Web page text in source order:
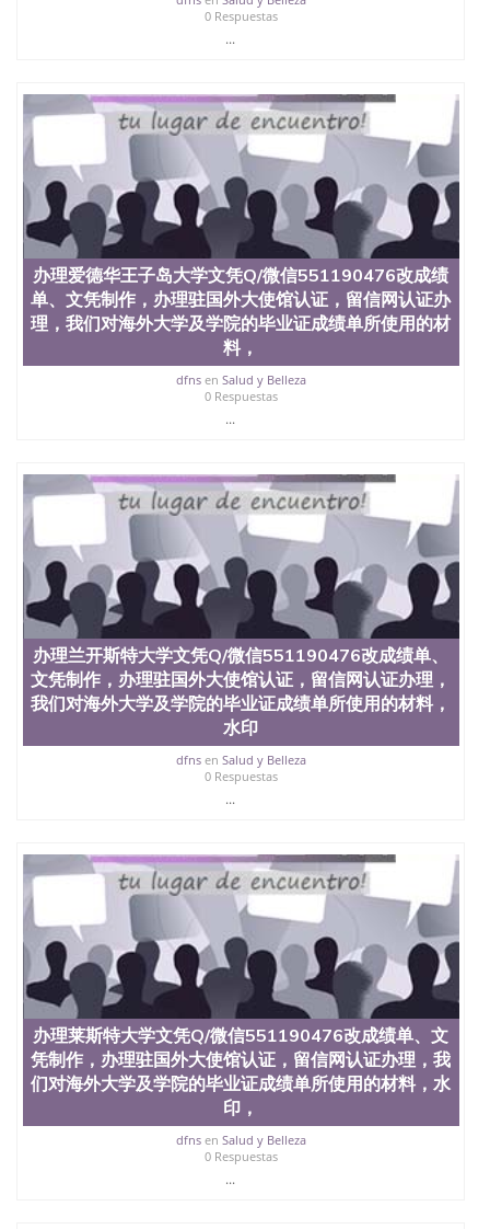
感，复印防伪）都有原版本文凭对照University of
0 Respuestas
...
办理爱德华王子岛大学文凭Q/微信551190476改成绩
单、文凭制作，办理驻国外大使馆认证，留信网认证办
理，我们对海外大学及学院的毕业证成绩单所使用的材
料，
dfnsen Salud y Belleza
0 Respuestas
...
办理兰开斯特大学文凭Q/微信551190476改成绩单、
文凭制作，办理驻国外大使馆认证，留信网认证办理，
我们对海外大学及学院的毕业证成绩单所使用的材料，
水印
dfnsen Salud y Belleza
0 Respuestas
...
办理莱斯特大学文凭Q/微信551190476改成绩单、文
凭制作，办理驻国外大使馆认证，留信网认证办理，我
们对海外大学及学院的毕业证成绩单所使用的材料，水
印，
dfnsen Salud y Belleza
0 Respuestas
...